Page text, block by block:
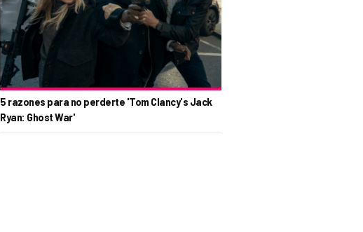
5 razones para no perderte 'Tom Clancy's Jack
Ryan: Ghost War'